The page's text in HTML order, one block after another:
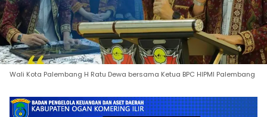
Wali Kota Palembang H Ratu Dewa bersama Ketua BPC HIPMI Palembang